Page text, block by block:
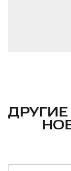
ДРУГИЕ